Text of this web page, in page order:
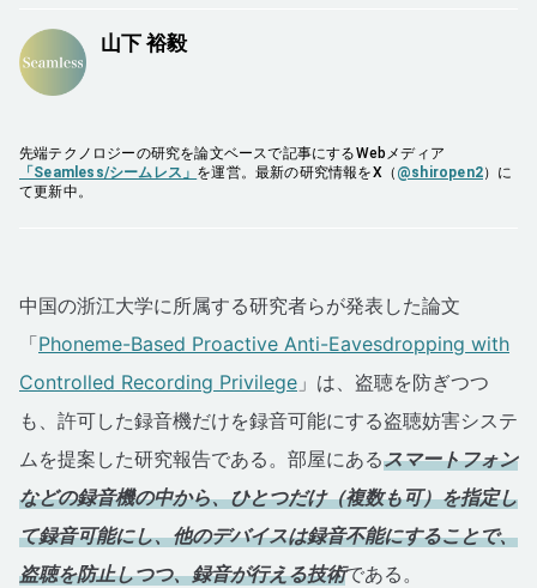
山下 裕毅
先端テクノロジーの研究を論文ベースで記事にするWebメディア
「Seamless/シームレス」 を運営。最新の研究情報をX（ @shiropen2）に
て更新中。
中国の浙江大学に所属する研究者らが発表した論文
「Phoneme-Based Proactive Anti-Eavesdropping with
Controlled Recording Privilege 」は、盗聴を防ぎつつ
も、許可した録音機だけを録音可能にする盗聴妨害システ
ムを提案した研究報告である。部屋にあるスマートフォン
などの録音機の中から、ひとつだけ（複数も可）を指定し
て録音可能にし、他のデバイスは録音不能にすることで、
盗聴を防止しつつ、録音が行える技術である。